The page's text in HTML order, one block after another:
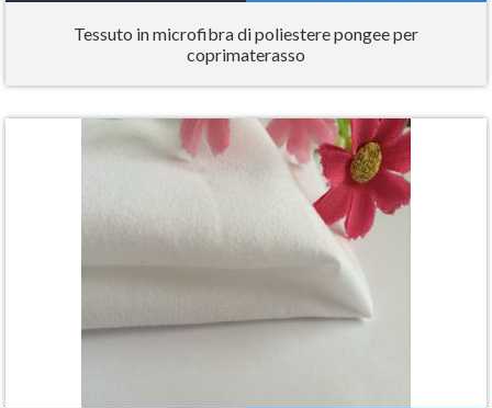
Tessuto in microfibra di poliestere pongee per
coprimaterasso